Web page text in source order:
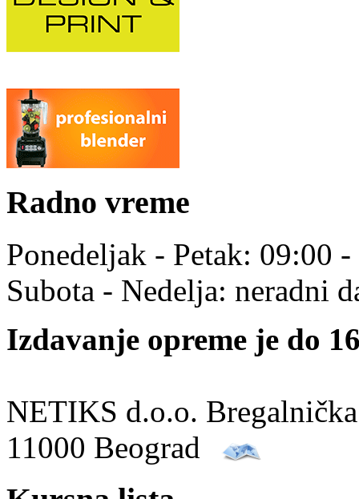
Radno vreme
Ponedeljak - Petak: 09:00
Subota - Nedelja: neradni
Izdavanje opreme je do
NETIKS d.o.o.
11000 Beograd